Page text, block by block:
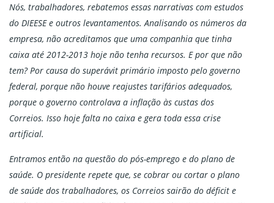
Nós, trabalhadores, rebatemos essas narrativas com estudos
do DIEESE e outros levantamentos. Analisando os números da
empresa, não acreditamos que uma companhia que tinha
caixa até 2012-2013 hoje não tenha recursos. E por que não
tem? Por causa do superávit primário imposto pelo governo
federal, porque não houve reajustes tarifários adequados,
porque o governo controlava a inflação às custas dos
Correios. Isso hoje falta no caixa e gera toda essa crise
artificial.
Entramos então na questão do pós-emprego e do plano de
saúde. O presidente repete que, se cobrar ou cortar o plano
de saúde dos trabalhadores, os Correios sairão do déficit e